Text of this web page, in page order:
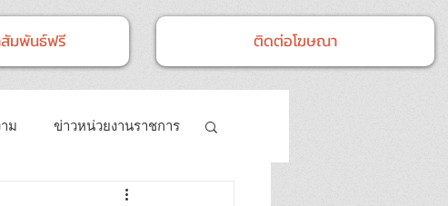
สัมพันธ์ฟรี ติดต่อโฆษณา
ม ข่าวหน่วยงานราชการ